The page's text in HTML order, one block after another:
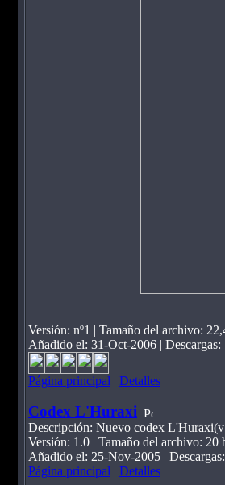
Versión: nº1 | Tamaño del archivo:
Añadido el: 31-Oct-2006 |
Página principal | Detalles
Codex L'Huraxi
Descripción: Nuevo codex
Versión: 1.0 | Tamaño del archivo: 20
Añadido el: 25-Nov-2005 |
Página principal | Detalles